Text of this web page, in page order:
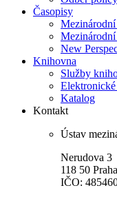
Časopisy
New
Knihovna
Služby
Katalog
Kontakt
Ústav
Nerudova 3
118 50
IČO: